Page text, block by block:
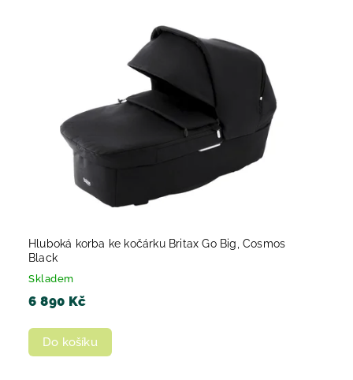
Abecedně
Hluboká korba ke kočárku Britax Go Big, Cosmos
Black
Skladem
6 890 Kč
Do košíku